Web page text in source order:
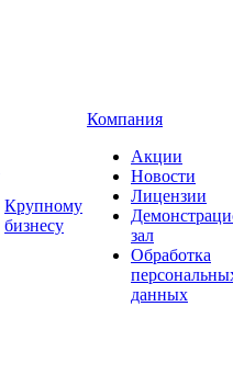
Крупному
бизнесу
Компания
Акции
Новости
Лицензии
зал
Обработка
данных